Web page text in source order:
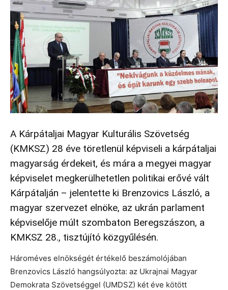
A Kárpátaljai Magyar Kulturális Szövetség
(KMKSZ) 28 éve töretlenül képviseli a kárpátaljai
magyarság érdekeit, és mára a megyei magyar
képviselet megkerülhetetlen politikai erővé vált
Kárpátalján – jelentette ki Brenzovics László, a
magyar szervezet elnöke, az ukrán parlament
képviselője múlt szombaton Beregszászon, a
KMKSZ 28., tisztújító közgyűlésén.
Hároméves elnökségét értékelő beszámolójában
Brenzovics László hangsúlyozta: az Ukrajnai Magyar
Demokrata Szövetséggel (UMDSZ) két éve kötött